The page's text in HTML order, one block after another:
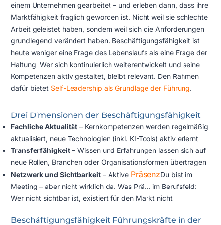
einem Unternehmen gearbeitet – und erleben dann, dass ihre
Marktfähigkeit fraglich geworden ist. Nicht weil sie schlechte
Arbeit geleistet haben, sondern weil sich die Anforderungen
grundlegend verändert haben. Beschäftigungsfähigkeit ist
heute weniger eine Frage des Lebenslaufs als eine Frage der
Haltung: Wer sich kontinuierlich weiterentwickelt und seine
Kompetenzen aktiv gestaltet, bleibt relevant. Den Rahmen
dafür bietet Self-Leadership als Grundlage der Führung.
Drei Dimensionen der Beschäftigungsfähigkeit
Fachliche Aktualität– Kernkompetenzen werden regelmäßig
aktualisiert, neue Technologien (inkl. KI-Tools) aktiv erlernt
Transferfähigkeit– Wissen und Erfahrungen lassen sich auf
neue Rollen, Branchen oder Organisationsformen übertragen
Netzwerk und Sichtbarkeit– Aktive PräsenzDu bist im
Meeting – aber nicht wirklich da. Was Prä... im Berufsfeld:
Wer nicht sichtbar ist, existiert für den Markt nicht
Beschäftigungsfähigkeit Führungskräfte in der